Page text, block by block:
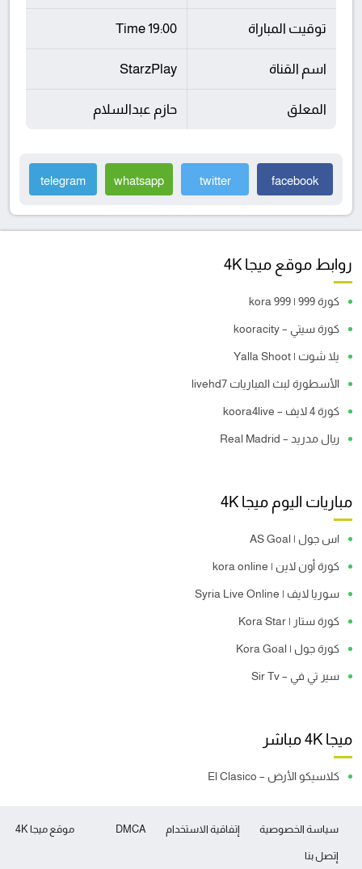
توقيت المباراة 19:00 Time
اسم القناة StarzPlay
المعلق حازم عبدالسلام
facebook
twitter
whatsapp
telegram
روابط موقع ميجا 4K
كورة 999 | kora 999
كورة سيتي – kooracity
يلا شوت | Yalla Shoot
الأسطورة لبث المباريات livehd7
كورة 4 لايف – koora4live
ريال مدريد – Real Madrid
مباريات اليوم ميجا 4K
اس جول | AS Goal
كورة أون لاين | kora online
سوريا لايف | Syria Live Online
كورة ستار | Kora Star
كورة جول | Kora Goal
سير تي في – Sir Tv
ميجا 4K مباشر
كلاسيكو الأرض – El Clasico
موقع ميجا 4K سياسة الخصوصية إتفاقية الاستخدام DMCA
إتصل بنا